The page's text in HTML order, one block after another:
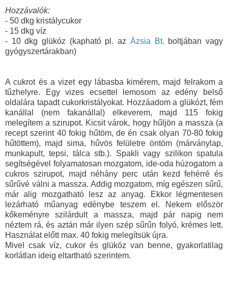
Hozzávalók:
- 50 dkg kristálycukor
- 15 dkg víz
- 10 dkg glükóz (kapható pl. az Ázsia Bt. boltjában vagy
gyógyszertárakban)
A cukrot és a vizet egy lábasba kimérem, majd felrakom a
tűzhelyre. Egy vizes ecsettel lemosom az edény belső
oldalára tapadt cukorkristályokat. Hozzáadom a glükózt, fém
kanállal (nem fakanállal) elkeverem, majd 115 fokig
melegítem a szirupot. Kicsit várok, hogy hűljön a massza (a
recept szerint 40 fokig hűtöm, de én csak olyan 70-80 fokig
hűtöttem), majd sima, hűvös felületre öntöm (márványlap,
munkapult, tepsi, tálca stb.). Spakli vagy szilikon spatula
segítségével folyamatosan mozgatom, ide-oda húzogatom a
cukros szirupot, majd néhány perc után kezd fehérré és
sűrűvé válni a massza. Addig mozgatom, míg egészen sűrű,
már alig mozgatható lesz az anyag. Ekkor légmentesen
lezárható műanyag edénybe teszem el. Nekem először
kőkeményre szilárdult a massza, majd pár napig nem
néztem rá, és aztán már ilyen szép sűrűn folyó, krémes lett.
Használat előtt max. 40 fokig melegítsük újra.
Mivel csak víz, cukor és glükóz van benne, gyakorlatilag
korlátlan ideig eltartható szerintem.